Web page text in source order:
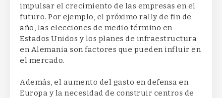
impulsar el crecimiento de las empresas en el
futuro. Por ejemplo, el próximo rally de fin de
año, las elecciones de medio término en
Estados Unidos y los planes de infraestructura
en Alemania son factores que pueden influir en
el mercado.
Además, el aumento del gasto en defensa en
Europa y la necesidad de construir centros de